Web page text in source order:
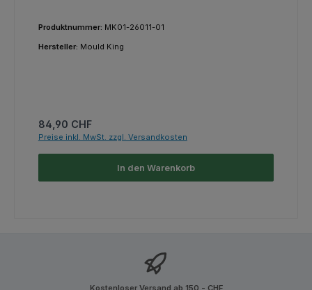
Produktnummer: MK01-26011-01
Hersteller: Mould King
Regulärer Preis:
84,90 CHF
Preise inkl. MwSt. zzgl. Versandkosten
In den Warenkorb